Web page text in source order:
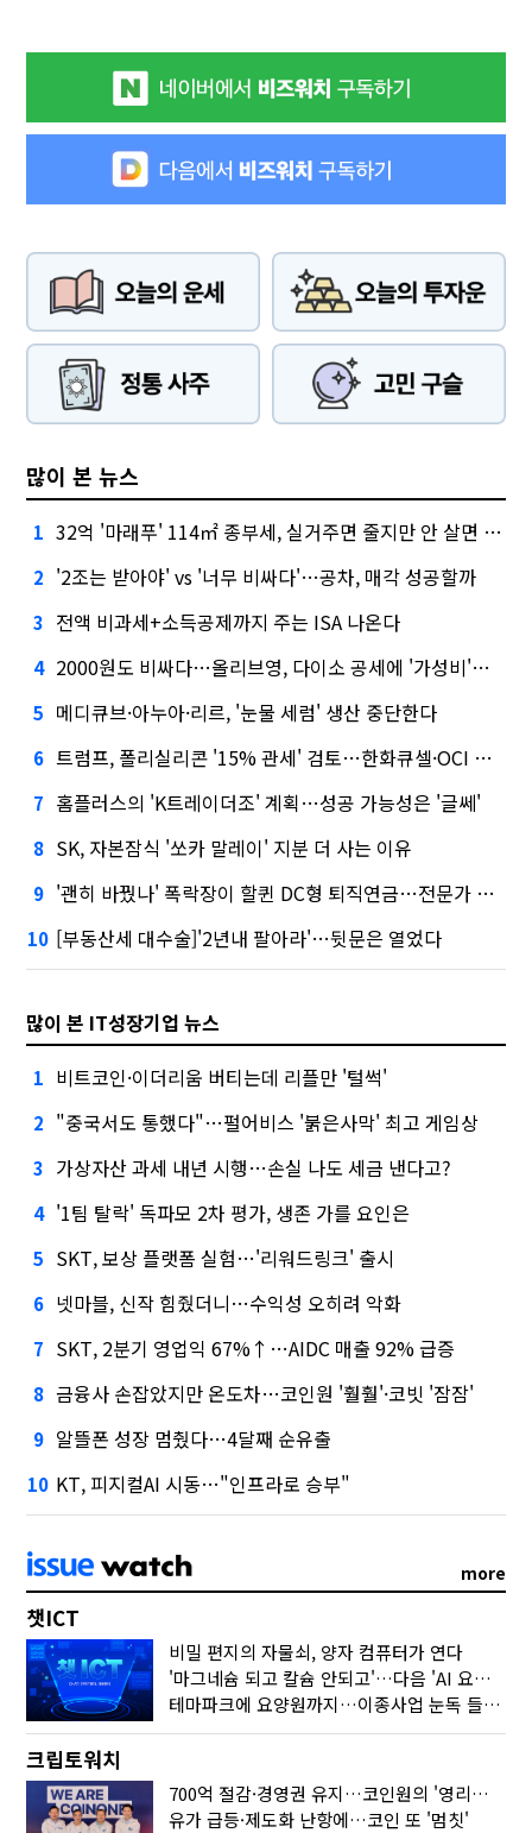
많이 본 뉴스
1 32억 '마래푸' 114㎡ 종부세, 실거주면 줄지만 안 살면 2.5배
2 '2조는 받아야' vs '너무 비싸다'…공차, 매각 성공할까
3 전액 비과세+소득공제까지 주는 ISA 나온다
4 2000원도 비싸다…올리브영, 다이소 공세에 '가성비'로 맞불
5 메디큐브·아누아·리르, '눈물 세럼' 생산 중단한다
6 트럼프, 폴리실리콘 '15% 관세' 검토…한화큐셀·OCI 영향은?
7 홈플러스의 'K트레이더조' 계획…성공 가능성은 '글쎄'
8 SK, 자본잠식 '쏘카 말레이' 지분 더 사는 이유
9 '괜히 바꿨나' 폭락장이 할퀸 DC형 퇴직연금…전문가 조언은
10 [부동산세 대수술]'2년내 팔아라'…뒷문은 열었다
많이 본 IT성장기업 뉴스
1 비트코인·이더리움 버티는데 리플만 '털썩'
2 "중국서도 통했다"…펄어비스 '붉은사막' 최고 게임상
3 가상자산 과세 내년 시행…손실 나도 세금 낸다고?
4 '1팀 탈락' 독파모 2차 평가, 생존 가를 요인은
5 SKT, 보상 플랫폼 실험…'리워드링크' 출시
6 넷마블, 신작 힘줬더니…수익성 오히려 악화
7 SKT, 2분기 영업익 67%↑…AIDC 매출 92% 급증
8 금융사 손잡았지만 온도차…코인원 '훨훨'·코빗 '잠잠'
9 알뜰폰 성장 멈췄다…4달째 순유출
10 KT, 피지컬AI 시동…"인프라로 승부"
more
챗ICT
비밀 편지의 자물쇠, 양자 컴퓨터가 연다
'마그네슘 되고 칼슘 안되고'…다음 'AI 요약' 갈 길은
테마파크에 요양원까지…이종사업 눈독 들이는 게임사
크립토워치
700억 절감·경영권 유지…코인원의 '영리한 딜'
유가 급등·제도화 난항에…코인 또 '멈칫'